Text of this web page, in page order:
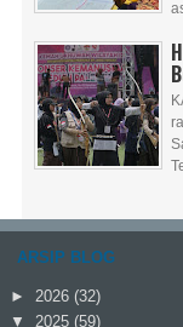
ARSIP BLOG
► 2026 (32)
▼ 2025 (59)